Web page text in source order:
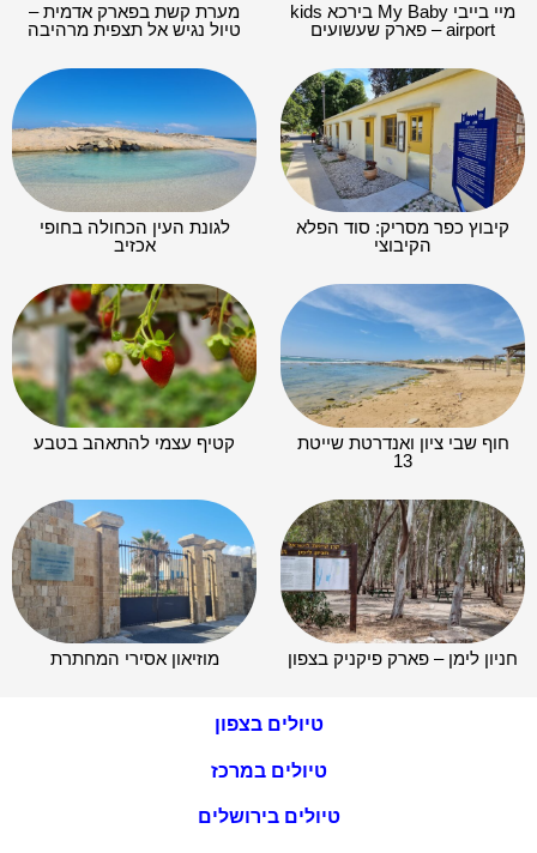
מיי בייבי My Baby בירכא kids
airport – פארק שעשועים
מערת קשת בפארק אדמית –
טיול נגיש אל תצפית מרהיבה
קיבוץ כפר מסריק: סוד הפלא
הקיבוצי
לגונת העין הכחולה בחופי
אכזיב
חוף שבי ציון ואנדרטת שייטת
13
קטיף עצמי להתאהב בטבע
חניון לימן – פארק פיקניק בצפון מוזיאון אסירי המחתרת
טיולים בצפון
טיולים במרכז
טיולים בירושלים